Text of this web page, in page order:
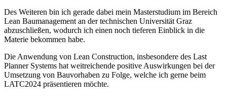
Des Weiteren bin ich gerade dabei mein Masterstudium im Bereich
Lean Baumanagement an der technischen Universität Graz
abzuschließen, wodurch ich einen noch tieferen Einblick in die
Materie bekommen habe.
Die Anwendung von Lean Construction, insbesondere des Last
Planner Systems hat weitreichende positive Auswirkungen bei der
Umsetzung von Bauvorhaben zu Folge, welche ich gerne beim
LATC2024 präsentieren möchte.